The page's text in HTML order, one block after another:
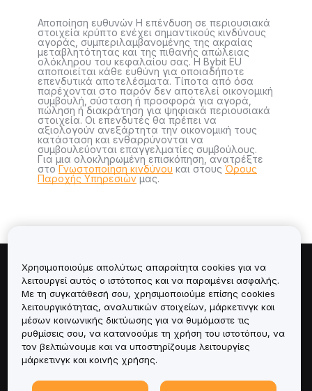
Αποποίηση ευθυνών Η επένδυση σε περιουσιακά
στοιχεία κρύπτο ενέχει σημαντικούς κινδύνους
αγοράς, συμπεριλαμβανομένης της ακραίας
μεταβλητότητας και της πιθανής απώλειας
ολόκληρου του κεφαλαίου σας. Η Bybit EU
αποποιείται κάθε ευθύνη για οποιαδήποτε
επενδυτικά αποτελέσματα. Τίποτα από όσα
παρέχονται στο παρόν δεν αποτελεί οικονομική
συμβουλή, σύσταση ή προσφορά για αγορά,
πώληση ή διακράτηση για ψηφιακά περιουσιακά
στοιχεία. Οι επενδυτές θα πρέπει να
αξιολογούν ανεξάρτητα την οικονομική τους
κατάσταση και ενθαρρύνονται να
συμβουλεύονται επαγγελματίες συμβούλους.
Για μια ολοκληρωμένη επισκόπηση, ανατρέξτε
στοΓνωστοποίηση κινδύνου και στους Όρους
Παροχής Υπηρεσιών μας.
Πληροφορίες για
Υπηρεσίες
Υποστήριξη
Χρησιμοποιούμε απολύτως απαραίτητα cookies για να
λειτουργεί αυτός ο ιστότοπος και να παραμένει ασφαλής.
Με τη συγκατάθεσή σου, χρησιμοποιούμε επίσης cookies
λειτουργικότητας, αναλυτικών στοιχείων, μάρκετινγκ και
μέσων κοινωνικής δικτύωσης για να θυμόμαστε τις
ρυθμίσεις σου, να κατανοούμε τη χρήση του ιστοτόπου, να
τον βελτιώνουμε και να υποστηρίζουμε λειτουργίες
μάρκετινγκ και κοινής χρήσης.